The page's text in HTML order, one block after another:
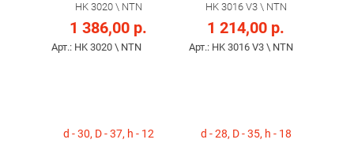
HK 3020 \ NTN
1 386,00 р.
Арт.: HK 3020 \ NTN
HK 3016 V3 \ NTN
1 214,00 р.
Арт.: HK 3016 V3 \ NTN
d - 30, D - 37, h - 12 d - 28, D - 35, h - 18